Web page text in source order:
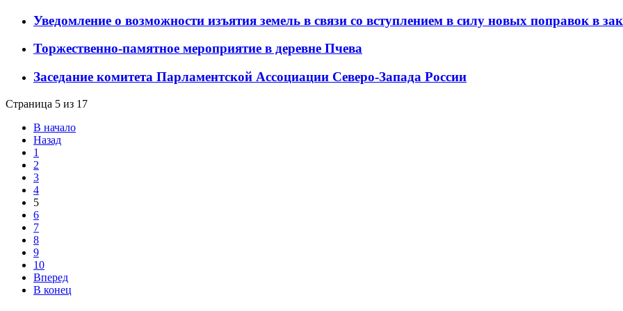
Уведомление о возможности изъятия земель в связи со вступлением в силу новых поправок в
Торжественно-памятное мероприятие в деревне Пчева
Заседание комитета Парламентской Ассоциации Северо-Запада России
Страница 5 из 17
В начало
Назад
1
2
3
4
5
6
7
8
9
10
Вперед
В конец